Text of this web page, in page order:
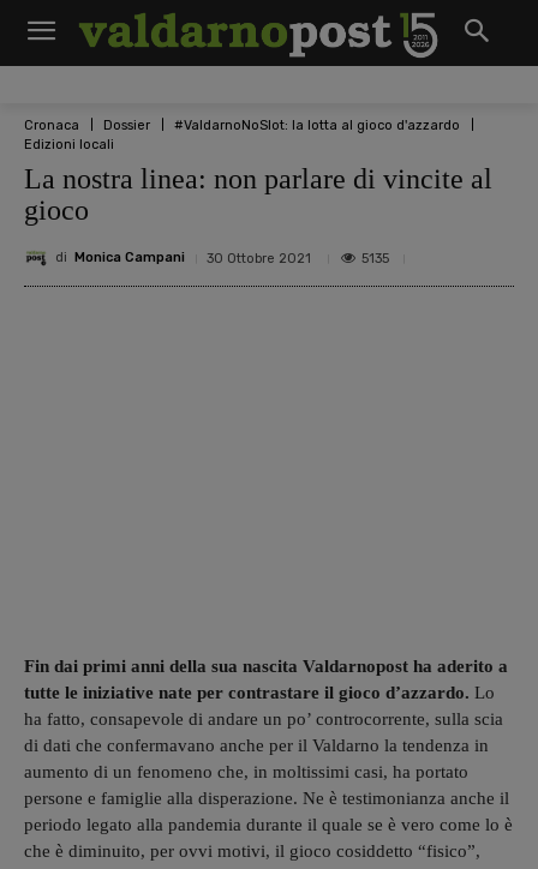
Cronaca Dossier
#ValdarnoNoSlot: la lotta al gioco d'azzardo
Edizioni locali
La nostra linea: non parlare di vincite al
gioco
di Monica Campani 30 Ottobre 2021 5135
Fin dai primi anni della sua nascita Valdarnopost ha aderito a
tutte le iniziative nate per contrastare il gioco d’azzardo. Lo
ha fatto, consapevole di andare un po’ controcorrente, sulla scia
di dati che confermavano anche per il Valdarno la tendenza in
aumento di un fenomeno che, in moltissimi casi, ha portato
persone e famiglie alla disperazione. Ne è testimonianza anche il
periodo legato alla pandemia durante il quale se è vero come lo è
che è diminuito, per ovvi motivi, il gioco cosiddetto “fisico”,